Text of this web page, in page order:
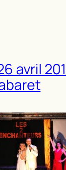
avril